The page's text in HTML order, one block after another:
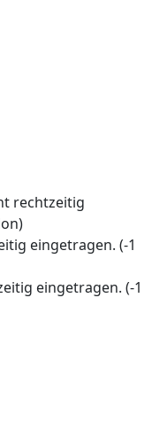
rechtzeitig
eingetragen. (-1
eingetragen. (-1